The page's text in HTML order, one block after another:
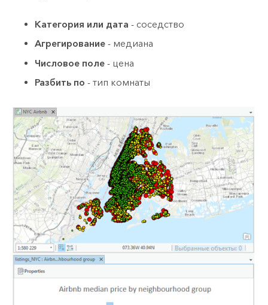
Категория или дата - соседство
Агрегирование - медиана
Числовое поле - цена
Разбить по - тип комнаты